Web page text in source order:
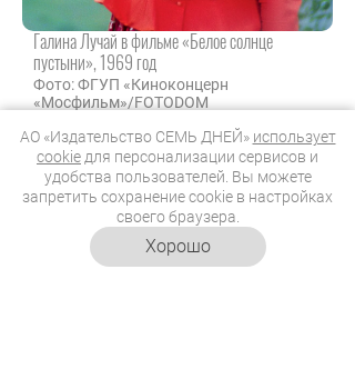
АО «Издательство СЕМЬ ДНЕЙ» использует
cookie для персонализации сервисов и
удобства пользователей. Вы можете
запретить сохранение cookie в настройках
своего браузера.
Хорошо
Галина Лучай в фильме «Белое солнце
пустыни», 1969 год
Фото: ФГУП «Киноконцерн
«Мосфильм»/FOTODOM
С главным героем фильма
сложилась странная история. На
роль было два претендента. Вот
как об этом рассказывала жена
Анатолия КузнецоваАлександра
Ляпидевская
: «Режиссер фильма